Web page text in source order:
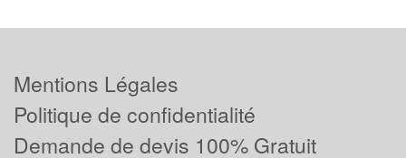
Mentions Légales
Politique de confidentialité
Demande de devis 100% Gratuit